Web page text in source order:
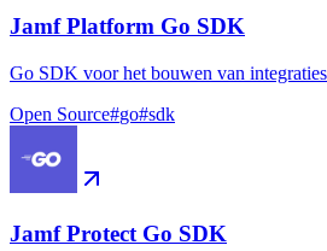
Jamf Platform Go SDK
Go SDK voor het bouwen van
Open Source#go#sdk
Jamf Protect Go SDK